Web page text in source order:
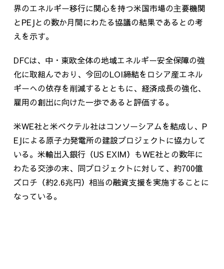
界のエネルギー移行に関心を持つ米国市場の主要機関
とPEJとの数か月間にわたる協議の結果であるとの考
えを示す。
DFCは、中・東欧全体の地域エネルギー安全保障の強
化に取組んでおり、今回のLOI締結をロシア産エネル
ギーへの依存を削減するとともに、経済成長の強化、
雇用の創出に向けた一歩であると評価する。
米WE社と米ベクテル社はコンソーシアムを結成し、 P
EJによる原子力発電所の建設プロジェクトに協力して
いる。米輸出入銀行（US EXIM）もWE社との数年に
わたる交渉の末、同プロジェクトに対して、約700億
ズロチ（約2.6兆円）相当の融資支援を実施することに
なっている。